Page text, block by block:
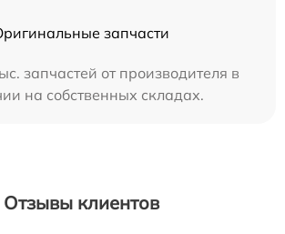
запчасти
запчастей от производителя в
на собственных складах.
Отзывы клиентов